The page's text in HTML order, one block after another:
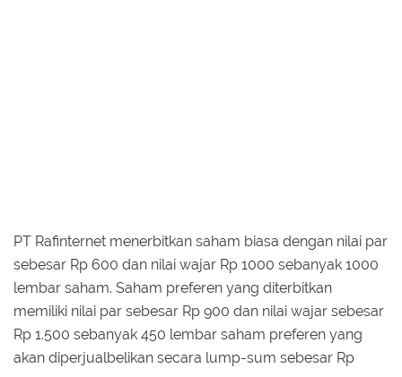
PT Rafinternet menerbitkan saham biasa dengan nilai par
sebesar Rp 600 dan nilai wajar Rp 1000 sebanyak 1000
lembar saham. Saham preferen yang diterbitkan
memiliki nilai par sebesar Rp 900 dan nilai wajar sebesar
Rp 1.500 sebanyak 450 lembar saham preferen yang
akan diperjualbelikan secara lump-sum sebesar Rp